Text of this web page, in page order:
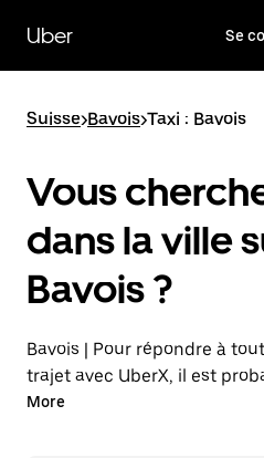
contenu
principal
Uber Se
Suisse>Bavois>Taxi : Bavois
Vous
dans la ville
Bavois ?
Bavois | Pour répondre à
trajet avec UberX, il est
mettions en relation avec
More